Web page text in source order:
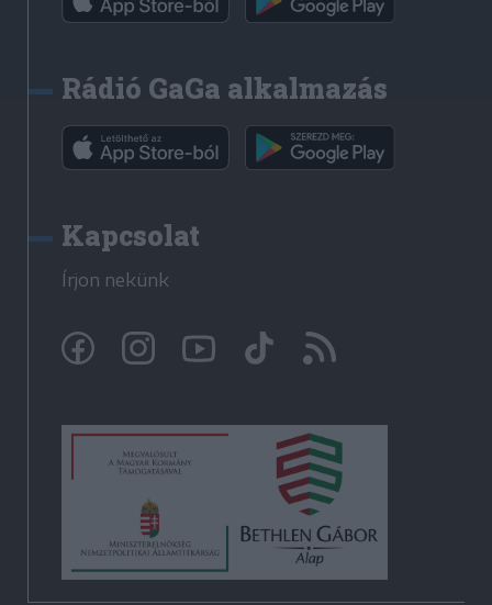
Rádió GaGa alkalmazás
Kapcsolat
Írjon nekünk